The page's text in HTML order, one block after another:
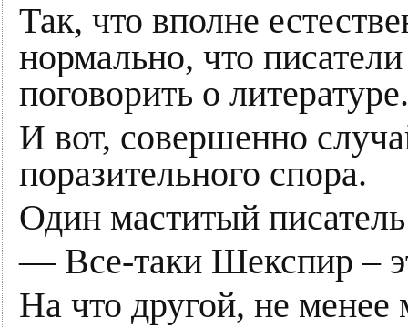
Так, что вполне
нормально, что
поговорить о литературе.
И вот, совершенно
поразительного спора.
Один маститый
— Все-таки Шекспир –
На что другой, не менее